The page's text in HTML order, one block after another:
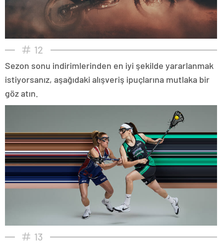
12
Sezon sonu indirimlerinden en iyi şekilde yararlanmak
istiyorsanız, aşağıdaki alışveriş ipuçlarına mutlaka bir
göz atın.
13